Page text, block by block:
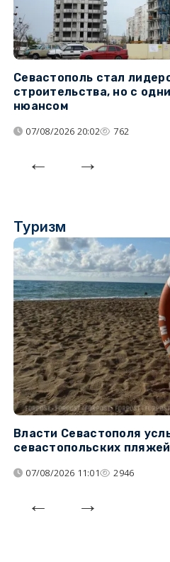
Севастополь стал
строительства, но с
нюансом
07/08/2026 20:02 762
Туризм
Власти Севастополя
севастопольских пляжей
07/08/2026 11:01 2946